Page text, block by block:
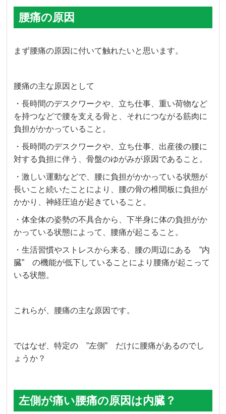
腰痛の原因
まず腰痛の原因に付いて触れたいと思います。
腰痛の主な原因として
・長時間のデスクワークや、立ち仕事、重い荷物など
を持つなどで腰を支える骨と、それにつながる筋肉に
負担がかかっていること。
・長時間のデスクワークや、立ち仕事、出産後の腰に
対する負担に伴う、骨盤のゆがみが原因であること。
・激しい運動などで、腰に負担がかかっている状態が
長いこと続いたことにより、腰の骨の椎間板に負担が
かかり、神経圧迫が起きていること。
・体全体の姿勢の不具合から、下半身に体の負担がか
かっている状態によって、腰痛が起こること。
・生活習慣やストレスから来る、腰の周辺にある ”内
臓” の機能が低下していることにより腰痛が起こって
いる状態。
これらが、腰痛の主な原因です。
ではなぜ、特定の ”左側” だけに腰痛があるのでし
ょうか？
左側が痛い腰痛の原因は内臓？